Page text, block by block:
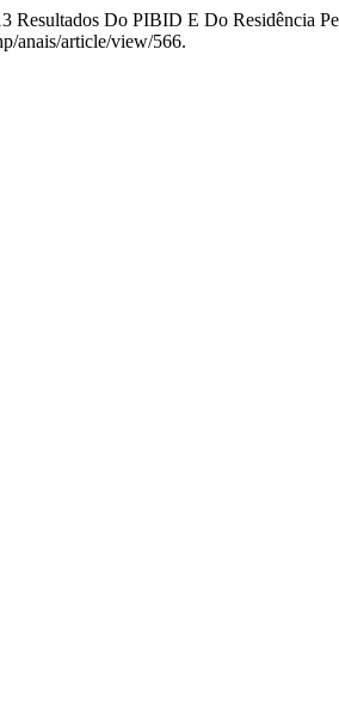
Resultados Do PIBID E Do Residência
anais/article/view/566.